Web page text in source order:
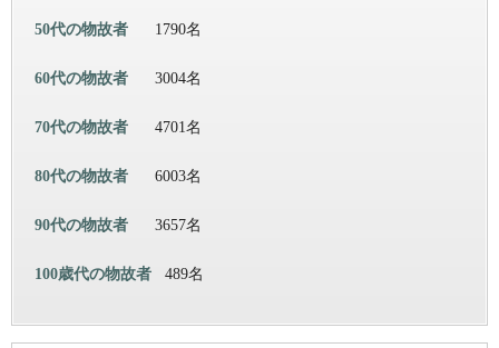
50代の物故者 1790名
60代の物故者 3004名
70代の物故者 4701名
80代の物故者 6003名
90代の物故者 3657名
100歳代の物故者 489名